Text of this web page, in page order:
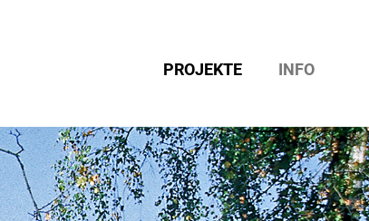
PROJEKTE INFO